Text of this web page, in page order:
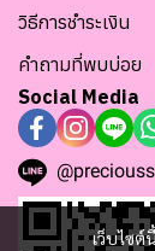
เว็บไซต์
วิธีการชำระเงิน
คำถามที่พบบ่อย
Social Media